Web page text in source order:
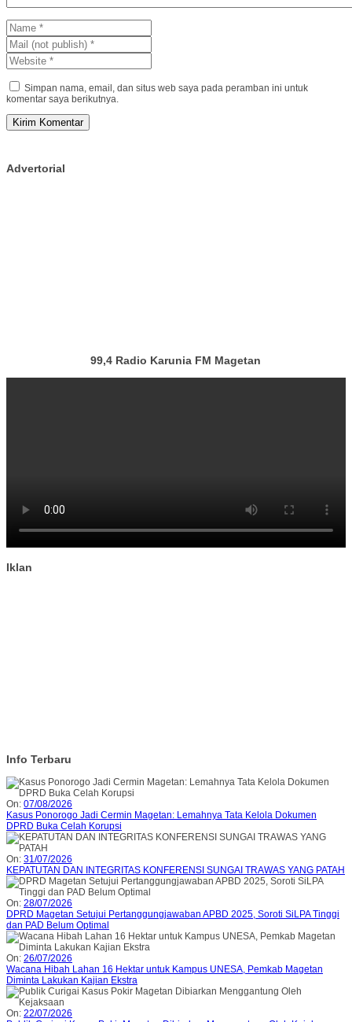
Simpan nama, email, dan situs web saya pada peramban ini untuk
komentar saya berikutnya.
Advertorial
99,4 Radio Karunia FM Magetan
Iklan
Info Terbaru
On: 07/08/2026
Kasus Ponorogo Jadi Cermin Magetan: Lemahnya Tata Kelola Dokumen
DPRD Buka Celah Korupsi
On: 31/07/2026
KEPATUTAN DAN INTEGRITAS KONFERENSI SUNGAI TRAWAS YANG PATAH
On: 28/07/2026
DPRD Magetan Setujui Pertanggungjawaban APBD 2025, Soroti SiLPA Tinggi
dan PAD Belum Optimal
On: 26/07/2026
Wacana Hibah Lahan 16 Hektar untuk Kampus UNESA, Pemkab Magetan
Diminta Lakukan Kajian Ekstra
On: 22/07/2026